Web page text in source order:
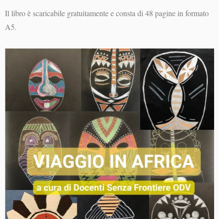
Il libro è scaricabile gratuitamente e consta di 48 pagine in formato
A5.